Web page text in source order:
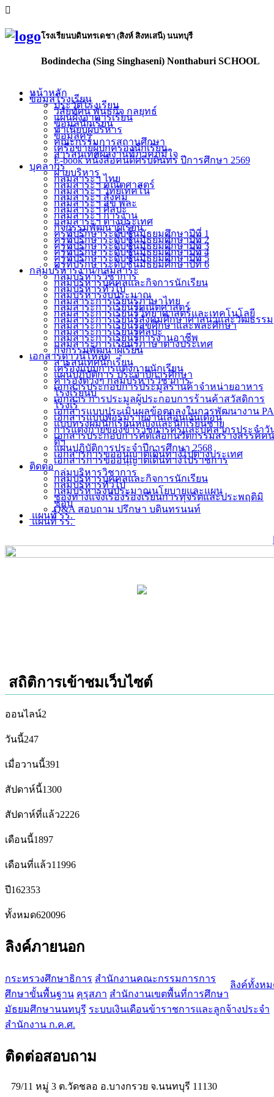
โรงเรียนบดินทรเดชา (สิงห์ สิงหเสนี) นนทบุรี
Bodindecha (Sing Singhaseni) Nonthaburi SCHOOL
หน้าหลัก
ข้อมูลโรงเรียน
ประวัติโรงเรียน
วิสัยทัศน์ พันธกิจ กลยุทธ์
แผนผังอาคารเรียน
ข้อมูลนักเรียน
ทำเนียบผู้บริหาร
ข้อมูลครู
คณะกรรมการสถานศึกษา
เครือข่ายผู้ปกครองนักเรียน
สารสนเทศผลงานที่ภาคภูมิใจ
E-book หนังสือคนดีศรีบดินทร ปีการศึกษา 2569
บุคลากร
ฝ่ายบริหาร
กลุ่มสาระฯ ไทย
กลุ่มสาระฯ คณิตศาสตร์
กลุ่มสาระฯ วิทย์เทคโน
กลุ่มสาระฯ สังคม
กลุ่มสาระฯ สุข พละ
กลุ่มสาระฯ ศิลปะ
กลุ่มสาระฯ การงาน
กลุ่มสาระฯ ต่างประเทศ
กิจกรรมพัฒนาผู้เรียน
ครูที่ปรึกษาระดับชั้นมัธยมศึกษาปีที่ 1
ครูที่ปรึกษาระดับชั้นมัธยมศึกษาปีที่ 2
ครูที่ปรึกษาระดับชั้นมัธยมศึกษาปีที่ 3
ครูที่ปรึกษาระดับชั้นมัธยมศึกษาปีที่ 4
ครูที่ปรึกษาระดับชั้นมัธยมศึกษาปีที่ 5
ครูที่ปรึกษาระดับชั้นมัธยมศึกษาปีที่ 6
กลุ่มบริหารงาน/กลุ่มสาระ
กลุ่มบริหารวิชาการ
กลุ่มบริหารบุคคลและกิจการนักเรียน
กลุ่มบริหารทั่วไป
กลุ่มบริหารงบประมาณ
กลุ่มสาระการเรียนรู้ภาษาไทย
กลุ่มสาระการเรียนรู้คณิตศาสตร์
กลุ่มสาระการเรียนรู้วิทยาศาสตร์และเทคโนโลยี
กลุ่มสาระการเรียนรู้สังคมศึกษาศาสนาและวัฒธรรม
กลุ่มสาระการเรียนรู้สุขศึกษาและพละศึกษา
กลุ่มสาระการเรียนรู้ศิลปะ
กลุ่มสาระการเรียนรู้การงานอาชีพ
กลุ่มสาระการเรียนรู้ภาษาต่างประเทศ
กิจกรรมพัฒนาผู้เรียน
เอกสารดาวน์โหลด
สารสนเทศนักเรียน
เครื่องแบบการแต่งกายนักเรียน
แผนปฏิบัติการ ประจำปีการศึกษา
คำรองต่างๆ กลุ่มบริหารวิชาการ
เอกสารประกอบการประมูลร้านค้าจำหน่ายอาหาร
โรงเรียนบ
เอกสาร การประมูลผู้ประกอบการร้านค้าสวัสดิการ
โรงเรี
เอกสารแบบประเมินผลข้อตกลงในการพัฒนางาน PA
เอกสารแบบฟอร์มรายงานเลื่อนเงินเดือน
แบบทรงผมนักเรียนหญิงและนักเรียนชาย
การแต่งกายของข้าราชการครูและบุคลากรประจำวั
เอกสารประกอบการคัดเลือกนวัตกรรมสร้างสรรค์คน
ดีฯ
แผนปฏิบัติการประจำปีการศึกษา 2568
เอกสารการขออนุญาตเดินทางไปต่างประเทศ
เอกสารการขออนุญาตเดินทางไปราชการ
ติดต่อ
กลุ่มบริหารวิชาการ
กลุ่มบริหารบุคคลและกิจการนักเรียน
กลุ่มบริหารทั่วไป
กลุ่มบริหารงบประมาณนโยบายและแผน
ช่องทางแจ้งเรื่องร้องเรียนการทุจริตและประพฤติมิ
ชอบ
Q&A สอบถาม ปรึกษา บดินทรนนท์
แผนที่ รร.
แผนที่ รร.
สถิติการเข้าชมเว็บไซต์
ออนไลน์2
วันนี้247
เมื่อวานนี้391
สัปดาห์นี้1300
สัปดาห์ที่แล้ว2226
เดือนนี้1897
เดือนที่แล้ว11996
ปี162353
ทั้งหมด620096
ลิงค์ภายนอก
ลิงค์ทั้งห
กระทรวงศึกษาธิการ สำนักงานคณะกรรมการการ
ศึกษาขั้นพื้นฐาน คุรุสภา สำนักงานเขตพื้นที่การศึกษา
มัธยมศึกษานนทบุรี ระบบเงินเดือนข้าราชการและลูกจ้างประจำ
สำนักงาน ก.ค.ศ.
ติดต่อสอบถาม
79/11 หมู่ 3 ต.วัดชลอ อ.บางกรวย จ.นนทบุรี 11130